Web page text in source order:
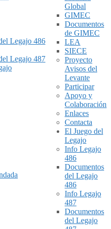
Legajo 486
Legajo 487
Global
GIMEC
Documentos
de GIMEC
LEA
SIECE
Proyecto
Avisos del
Levante
Participar
Apoyo y
Colaboración
Enlaces
Contacta
El Juego del
Legajo
Info Legajo
486
Documentos
del Legajo
486
Info Legajo
487
Documentos
del Legajo